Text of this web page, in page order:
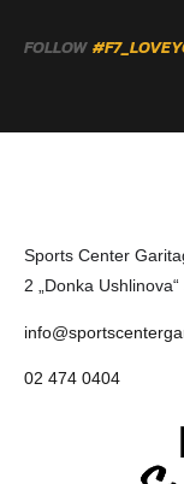
FOLLOW
Sports
2 „Donka Ushlinova“
02 474 0404